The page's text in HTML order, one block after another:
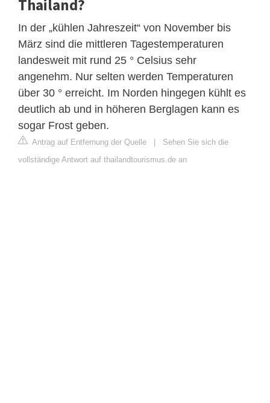
Thailand?
In der „kühlen Jahreszeit“ von November bis
März sind die mittleren Tagestemperaturen
landesweit mit rund 25 ° Celsius sehr
angenehm. Nur selten werden Temperaturen
über 30 ° erreicht. Im Norden hingegen kühlt es
deutlich ab und in höheren Berglagen kann es
sogar Frost geben.
Antrag auf Entfernung der Quelle | Sehen Sie sich die
vollständige Antwort auf thailandtourismus.de an